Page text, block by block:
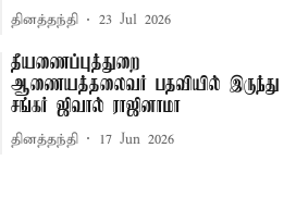
தினத்தந்தி 23 Jul 2026
தீயணைப்புத்துறை
ஆணையத்தலைவர் பதவியில் இருந்து
சங்கர் ஜிவால் ராஜினாமா
தினத்தந்தி 17 Jun 2026